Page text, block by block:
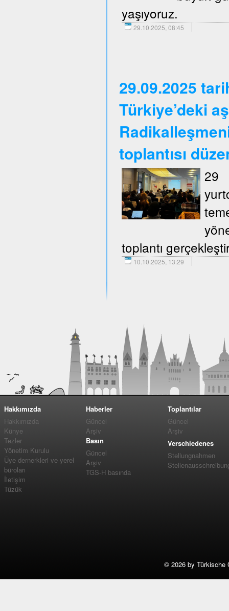
yaşıyoruz.
29.10.2025, 08:45
29.09.2025
Türkiye’deki
toplantısı
29
toplantı
10.10.2025, 13:29
Hakkımızda
Hakkımızda
Künye
Tezler
Yönetim Kurulu
Üye dernerkleri ve yerel
büroları
İletişim
Tüzük
Haberler
Güncel
Arşiv
Basın
Güncel
Arşiv
TGS-H basında
Toplantılar
Güncel
Arşiv
Verschiedenes
Stellungnahmen
© 2026 by Türkische